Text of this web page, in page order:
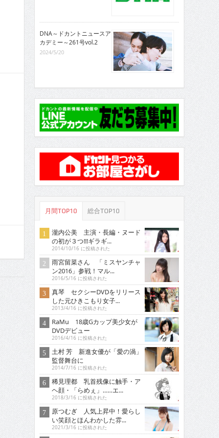
DNA～ドカントニュースア
カデミー～261号vol.2
2024/5/20
月間TOP10 総合TOP10
瀧内公美 主演・長編・ヌード
の初が３つ!!!ギラギ...
2014/10/16 に投稿された
雨宮留菜さん 「ミスヤンチャ
ン2016」参戦！マル...
2016/5/16 に投稿された
真琴 セクシーDVDをリリース
した元ひきこもり女子...
2013/4/16 に投稿された
RaMu 18歳Gカップ美少女が
DVDデビュー
2016/4/16 に投稿された
土村 芳 新進女優が「愛の渦」
監督舞台に
2014/7/16 に投稿された
稀見理都 乳首残像に触手・ア
ヘ顔・「らめぇ」……エ...
2018/3/16 に投稿された
原つむぎ 人気上昇中！愛らし
い笑顔とほんわかした雰...
2021/3/16 に投稿された